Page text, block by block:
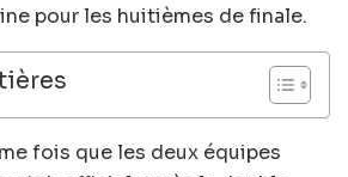
pour les huitièmes de finale.
fois que les deux équipes